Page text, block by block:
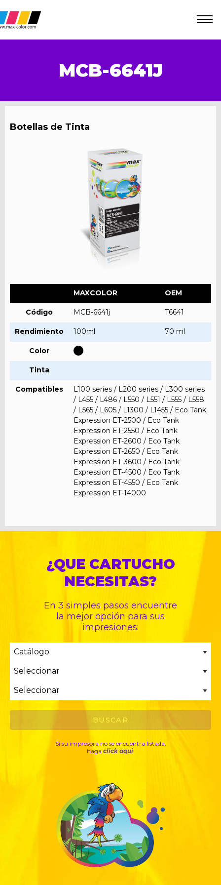
MCB-6641J
Botellas de Tinta
MAXCOLOR OEM
Código MCB-6641j T6641
Rendimiento 100ml 70 ml
Color
Tinta
Compatibles
L100 series / L200 series / L300 series
/ L455 / L486 / L550 / L551 / L555 / L558
/ L565 / L605 / L1300 / L1455 / Eco Tank
Expression ET-2500 / Eco Tank
Expression ET-2550 / Eco Tank
Expression ET-2600 / Eco Tank
Expression ET-2650 / Eco Tank
Expression ET-3600 / Eco Tank
Expression ET-4500 / Eco Tank
Expression ET-4550 / Eco Tank
Expression ET-14000
¿QUE CARTUCHO
NECESITAS?
En 3 simples pasos encuentre
la mejor opción para sus
impresiones:
Si su impresora no se encuentra listada,
haga click aqui.